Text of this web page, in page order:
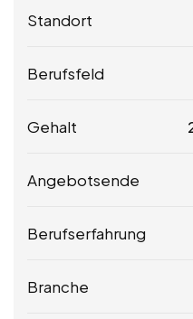
Standort
Berufsfeld
Gehalt
Angebotsende
Berufserfahrung
Branche